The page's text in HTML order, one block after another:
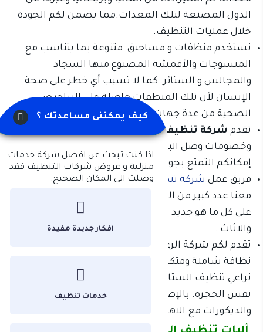
الدول المصنعة لتلك المعدات.مما يضمن لكم الجودة
خلال عمليات التنظيف.
نستخدم منظفات و مساحيق متنوعة بما يتناسب مع
المنسوجات والأقمشة المصنوع منها السجاد
والمجالس و الستائر. كما لا تسبب أي خطر على صحة
الإنسان لأن تلك المنظفات حاصلة على التراخيص
الصحية من عدة جهات مختلفة.
تقدم شركة تنظيف كنب في عجمان
إمكانكم التمتع بجودة ما نقدمه من خدمات.
فريق عمل شركة تنظيف كنب فى راس الخيمةخاض
معنا عدد كبير من التدريبات وما زال يستمر فى التدريب
على كل ما هو جديد فى مجال تنظيف المفروشات
والاثاث .
تقدم لكم شركة الرغد شركة تنظيف فى الإمارات خدمات
نظافة شاملة ومتكاملة .فبعد انتهاء غسيل الكنب
نراعي تنظيف الستائر والسجاد والموكيت الذي يتواجد في
نفس الحجرة. بالإضافة الى ذلك تنظيف الأنتيكات
والديكورات مع الاهتمام بنظافة الدرايش .
كيف يمكننى مساعدتك ؟
اذا كنت تبحث عن افضل شركة خدمات
منزلية و عروض شركات التنظيف فقد
وصلت الى المكان الصحيح.
افكار جديدة مفيدة
خدمات تنظيف